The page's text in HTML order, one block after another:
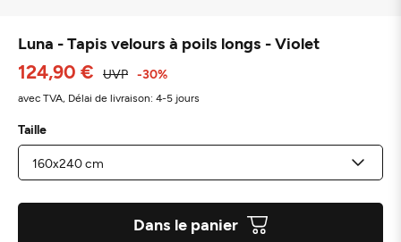
Luna - Tapis velours à poils longs - Violet
124,90 € UVP -30%
avec TVA, Délai de livraison: 4-5 jours
Taille
Dans le panier